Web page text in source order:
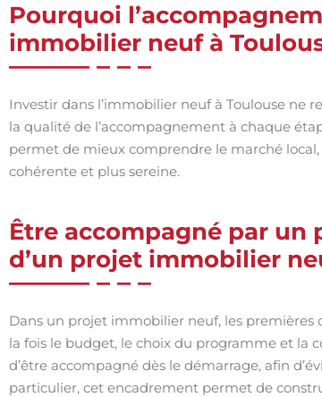
Pourquoi
immobilier neuf à
Investir dans l’immobilier neuf à Toulouse ne
la qualité de l’accompagnement à chaque
permet de mieux comprendre le marché
cohérente et plus sereine.
Être accompagné par un
d’un projet immobilier
Dans un projet immobilier neuf, les
la fois le budget, le choix du programme et la
d’être accompagné dès le démarrage, afin
particulier, cet encadrement permet de